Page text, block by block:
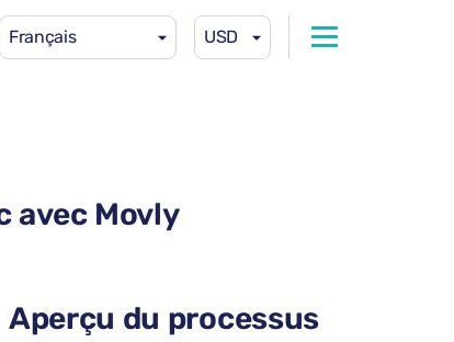
Français USD
avec Movly
Aperçu du processus